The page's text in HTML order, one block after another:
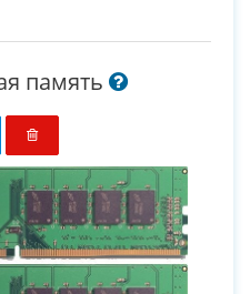
память